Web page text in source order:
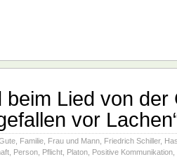
beim Lied von
vor
Familie Frau und Mann Friedrich Schiller,
Person Pflicht Platon Positive Kommunikation